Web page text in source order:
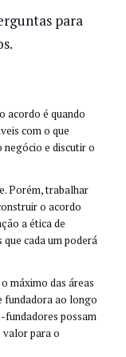
para
acordo é quando
com o que
e discutir o
Porém, trabalhar
o acordo
a ética de
cada um poderá
máximo das áreas
fundadora ao longo
fundadores possam
valor para o